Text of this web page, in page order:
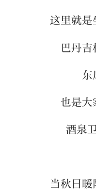
这里就是
巴丹
东
也是大
酒泉
当秋日